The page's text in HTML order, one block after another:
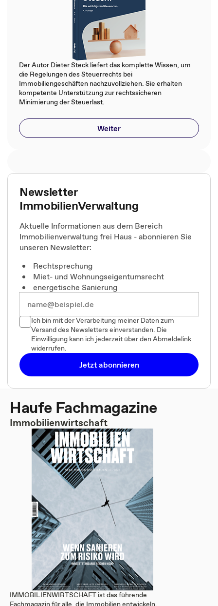
Der Autor Dieter Steck liefert das komplette Wissen, um
die Regelungen des Steuerrechts bei
Immobiliengeschäften nachzuvollziehen. Sie erhalten
kompetente Unterstützung zur rechtssicheren
Minimierung der Steuerlast.
Weiter
Newsletter
ImmobilienVerwaltung
Aktuelle Informationen aus dem Bereich
Immobilienverwaltung frei Haus - abonnieren Sie
unseren Newsletter:
Rechtsprechung
Miet- und Wohnungseigentumsrecht
energetische Sanierung
Ich bin mit der Verarbeitung meiner Daten zum
Versand des Newsletters einverstanden. Die
Einwilligung kann ich jederzeit über den Abmeldelink
widerrufen.
Jetzt abonnieren
Haufe Fachmagazine
Immobilienwirtschaft
IMMOBILIENWIRTSCHAFT ist das führende